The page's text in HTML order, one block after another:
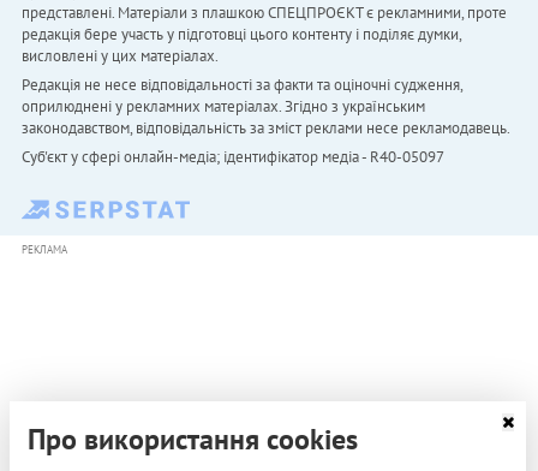
представлені. Матеріали з плашкою СПЕЦПРОЄКТ є рекламними, проте
редакція бере участь у підготовці цього контенту і поділяє думки,
висловлені у цих матеріалах.
Редакція не несе відповідальності за факти та оціночні судження,
оприлюднені у рекламних матеріалах. Згідно з українським
законодавством, відповідальність за зміст реклами несе рекламодавець.
Cуб'єкт у сфері онлайн-медіа; ідентифікатор медіа - R40-05097
РЕКЛАМА
Про використання cookies